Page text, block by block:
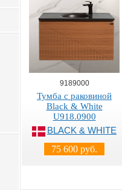
9189000
Тумба с раковиной
Black & White
U918.0900
BLACK & WHITE
75 600 руб.